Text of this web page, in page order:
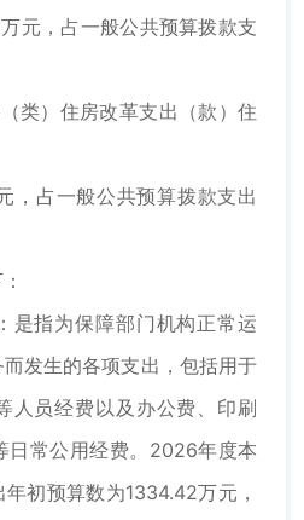
，占一般公共预算拨款支
）住房改革支出（款）住
占一般公共预算拨款支出
指为保障部门机构正常运
发生的各项支出，包括用于
人员经费以及办公费、印刷
日常公用经费。2026年度本
初预算数为1334.42万元，